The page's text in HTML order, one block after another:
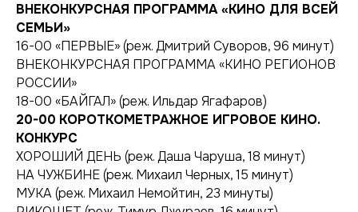
ВНЕКОНКУРСНАЯ ПРОГРАММА «КИНО ДЛЯ ВСЕЙ
СЕМЬИ»
16-00 «ПЕРВЫЕ» (реж. Дмитрий Суворов, 96 минут)
ВНЕКОНКУРСНАЯ ПРОГРАММА «КИНО РЕГИОНОВ
РОССИИ»
18-00 «БАЙГАЛ» (реж. Ильдар Ягафаров)
20-00 КОРОТКОМЕТРАЖНОЕ ИГРОВОЕ КИНО.
КОНКУРС
ХОРОШИЙ ДЕНЬ (реж. Даша Чаруша, 18 минут)
НА ЧУЖБИНЕ (реж. Михаил Черных, 15 минут)
МУКА (реж. Михаил Немойтин, 23 минуты)